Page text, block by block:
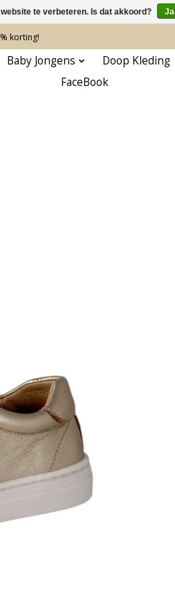
korting!
Baby Jongens Doop Kleding
FaceBook
te verbeteren. Is dat akkoord? Ja